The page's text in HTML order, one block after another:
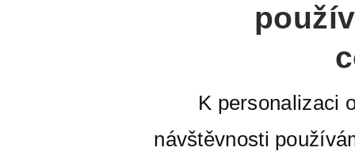
K personalizaci
návštěvnosti